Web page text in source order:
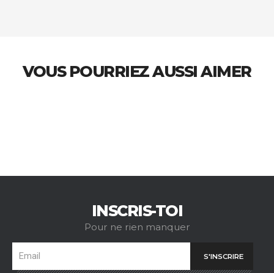
VOUS POURRIEZ AUSSI AIMER
INSCRIS-TOI
Pour ne rien manquer